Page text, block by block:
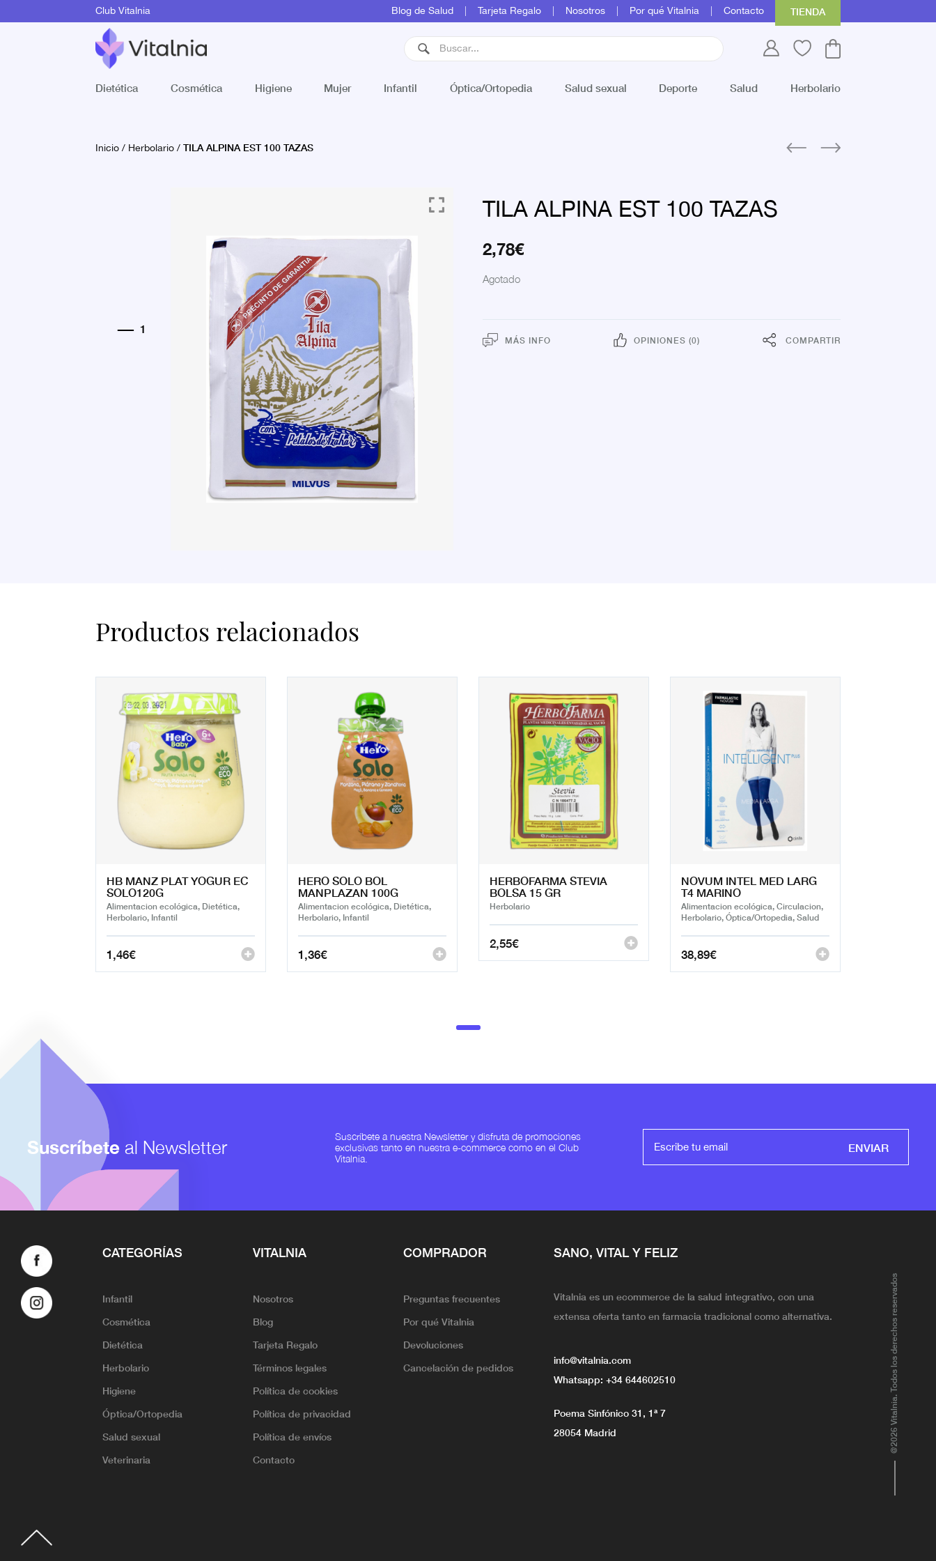
Club Vitalnia Blog de Salud Tarjeta Regalo Nosotros Por qué Vitalnia Contacto TIENDA
Dietética Cosmética Higiene Mujer Infantil Óptica/Ortopedia Salud sexual Deporte Salud Herbolario
Inicio/ Herbolario/ TILA ALPINA EST 100 TAZAS
TILA ALPINA EST 100 TAZAS
2,78€
Agotado
MÁS INFO OPINIONES (0) COMPARTIR
Productos relacionados
HB MANZ PLAT YOGUR EC
SOLO120G
Alimentacion ecológica, Dietética,
Herbolario, Infantil
1,46€
HERO SOLO BOL
MANPLAZAN 100G
Alimentacion ecológica, Dietética,
Herbolario, Infantil
1,36€
HERBOFARMA STEVIA
BOLSA 15 GR
Herbolario
2,55€
NOVUM INTEL MED LARG
T4 MARINO
Alimentacion ecológica, Circulacion,
Herbolario, Óptica/Ortopedia, Salud
38,89€
Suscríbete al Newsletter
Suscríbete a nuestra Newsletter y disfruta de promociones
exclusivas tanto en nuestra e-commerce como en el Club
Vitalnia.
ENVIAR
CATEGORÍAS
Infantil
Cosmética
Dietética
Herbolario
Higiene
Óptica/Ortopedia
Salud sexual
Veterinaria
VITALNIA
Nosotros
Blog
Tarjeta Regalo
Términos legales
Política de cookies
Política de privacidad
Política de envíos
Contacto
COMPRADOR
Preguntas frecuentes
Por qué Vitalnia
Devoluciones
Cancelación de pedidos
SANO, VITAL Y FELIZ
Vitalnia es un ecommerce de la salud integrativo, con una
extensa oferta tanto en farmacia tradicional como alternativa.
info@vitalnia.com
Whatsapp: +34 644602510
Poema Sinfónico 31, 1ª 7
28054 Madrid
@2026 Vitalnia. Todos los derechos reservados